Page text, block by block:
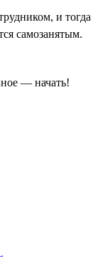
и тогда
самозанятым.
— начать!